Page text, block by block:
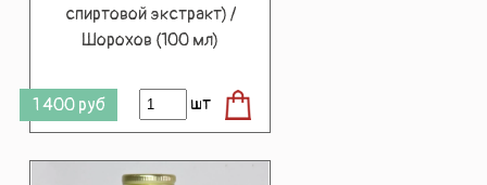
спиртовой экстракт) /
Шорохов (100 мл)
1 400 руб шт